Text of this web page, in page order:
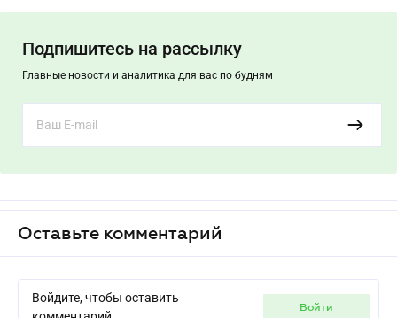
Подпишитесь на рассылку
Главные новости и аналитика для вас по будням
Оставьте комментарий
Войдите, чтобы оставить
войти